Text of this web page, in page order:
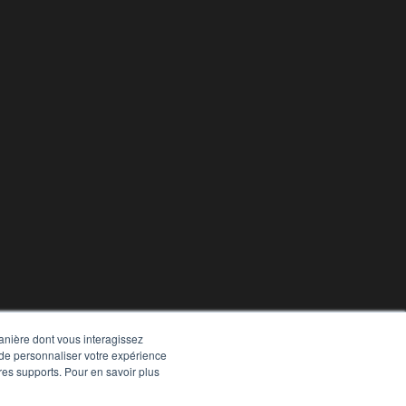
dont vous interagissez
personnaliser votre expérience
supports. Pour en savoir plus